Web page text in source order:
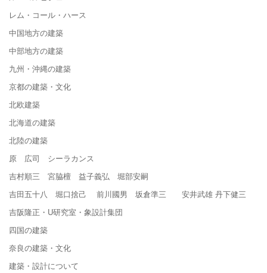
レム・コール・ハース
中国地方の建築
中部地方の建築
九州・沖縄の建築
京都の建築・文化
北欧建築
北海道の建築
北陸の建築
原 広司 シーラカンス
吉村順三 宮脇檀 益子義弘 堀部安嗣
吉田五十八 堀口捨己 前川國男 坂倉準三 安井武雄 丹下健三
吉阪隆正・U研究室・象設計集団
四国の建築
奈良の建築・文化
建築・設計について